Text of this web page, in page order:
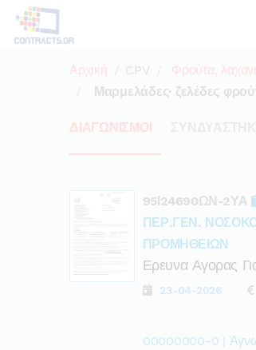
Αρχική CPV
Φρούτα,
Μαρμελάδες· ζελέδες
ΔΙΑΓΩΝΙΣΜΟΙ
95Ι24690ΩΝ-2ΥΑ
ΠΕΡ.ΓΕΝ.
ΠΡΟΜΗΘΕΙΩΝ
Ερευνα Αγορας
23-04-2026
00000000-0 |